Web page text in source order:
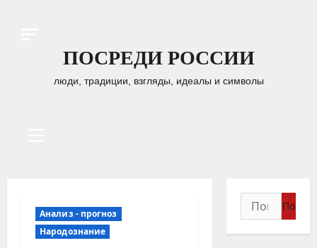
ПОСРЕДИ РОССИИ
люди, традиции, взгляды, идеалы и символы
Анализ - прогноз
Народознание
Найти: